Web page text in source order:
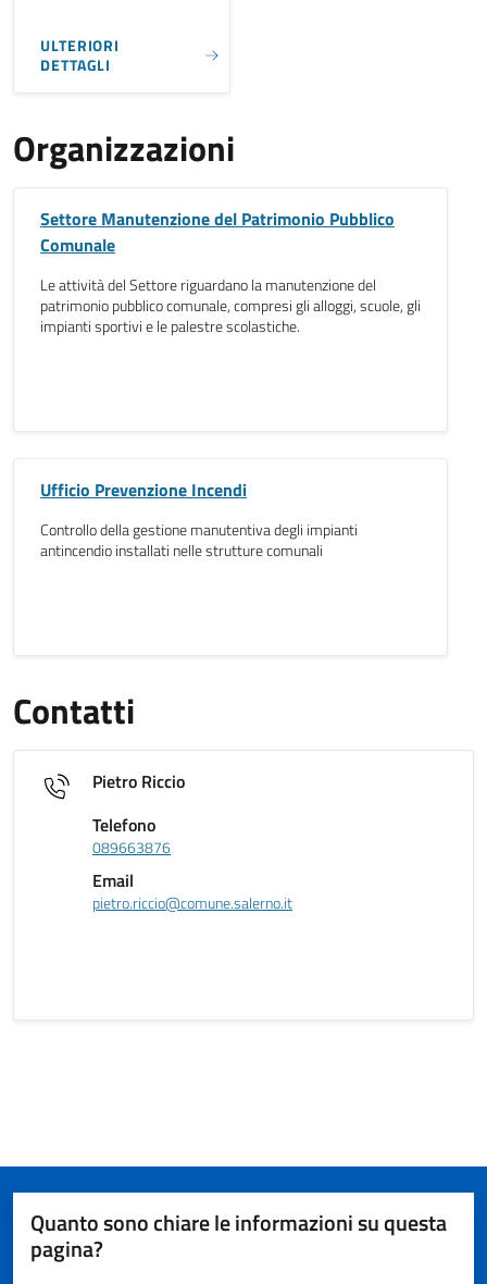
ULTERIORI
DETTAGLI
Organizzazioni
Settore Manutenzione del Patrimonio Pubblico
Comunale
Le attività del Settore riguardano la manutenzione del
patrimonio pubblico comunale, compresi gli alloggi, scuole, gli
impianti sportivi e le palestre scolastiche.
Ufficio Prevenzione Incendi
Controllo della gestione manutentiva degli impianti
antincendio installati nelle strutture comunali
Contatti
Pietro Riccio
Telefono
089663876
Email
pietro.riccio@comune.salerno.it
Quanto sono chiare le informazioni su questa
pagina?